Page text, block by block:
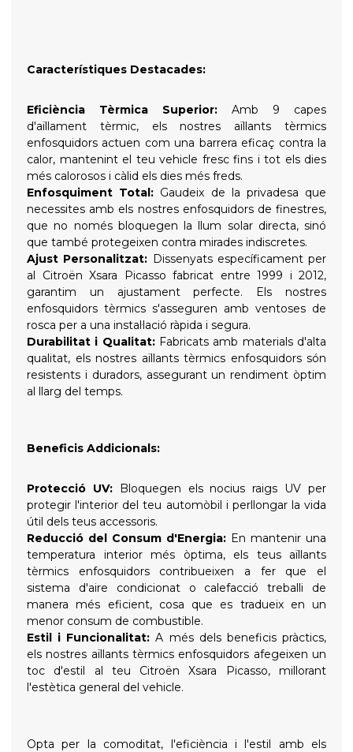
Característiques Destacades:
Eficiència Tèrmica Superior: Amb 9 capes
d'aïllament tèrmic, els nostres aïllants tèrmics
enfosquidors actuen com una barrera eficaç contra la
calor, mantenint el teu vehicle fresc fins i tot els dies
més calorosos i càlid els dies més freds.
Enfosquiment Total: Gaudeix de la privadesa que
necessites amb els nostres enfosquidors de finestres,
que no només bloquegen la llum solar directa, sinó
que també protegeixen contra mirades indiscretes.
Ajust Personalitzat: Dissenyats específicament per
al Citroën Xsara Picasso fabricat entre 1999 i 2012,
garantim un ajustament perfecte. Els nostres
enfosquidors tèrmics s'asseguren amb ventoses de
rosca per a una instal·lació ràpida i segura.
Durabilitat i Qualitat:Fabricats amb materials d'alta
qualitat, els nostres aïllants tèrmics enfosquidors són
resistents i duradors, assegurant un rendiment òptim
al llarg del temps.
Beneficis Addicionals:
Protecció UV:Bloquegen els nocius raigs UV per
protegir l'interior del teu automòbil i perllongar la vida
útil dels teus accessoris.
Reducció del Consum d'Energia: En mantenir una
temperatura interior més òptima, els teus aïllants
tèrmics enfosquidors contribueixen a fer que el
sistema d'aire condicionat o calefacció treballi de
manera més eficient, cosa que es tradueix en un
menor consum de combustible.
Estil i Funcionalitat: A més dels beneficis pràctics,
els nostres aïllants tèrmics enfosquidors afegeixen un
toc d'estil al teu Citroën Xsara Picasso, millorant
l'estètica general del vehicle.
Opta per la comoditat, l'eficiència i l'estil amb els